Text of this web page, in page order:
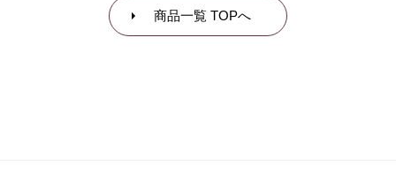
商品一覧 TOPへ